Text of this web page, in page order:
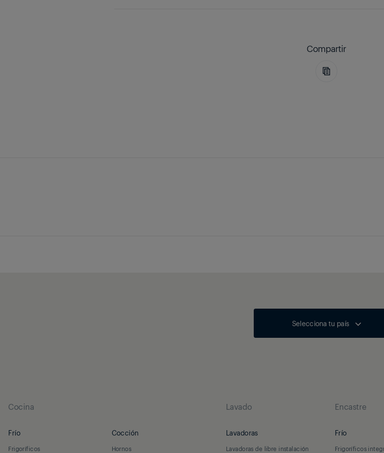
Compartir
Selecciona tu país
Cocina
Frío
Frigoríficos
Cocción
Hornos
Lavado
Lavadoras
Lavadoras de libre instalación
Encastre
Frío
Frigoríficos